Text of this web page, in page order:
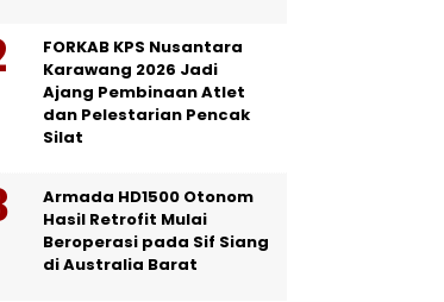
FORKAB KPS Nusantara
Karawang 2026 Jadi
Ajang Pembinaan Atlet
dan Pelestarian Pencak
Silat
Armada HD1500 Otonom
Hasil Retrofit Mulai
Beroperasi pada Sif Siang
di Australia Barat